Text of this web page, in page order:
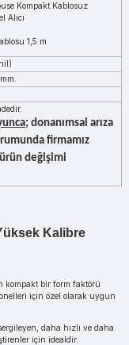
Kompakt Kablosuz
Alıcı
1,5 m
; donanımsal arıza
firmamız
değişimi
Kalibre
kompakt bir form faktörü
için özel olarak uygun
daha hızlı ve daha
için idealdir.